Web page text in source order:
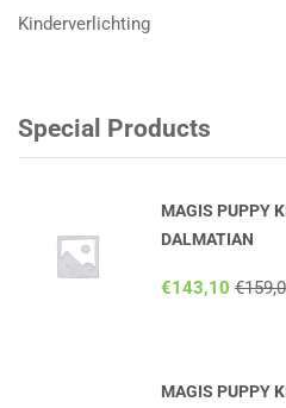
Kinderverlichting
Special Products
MAGIS PUPPY
DALMATIAN
€143,10 €
MAGIS PUPPY